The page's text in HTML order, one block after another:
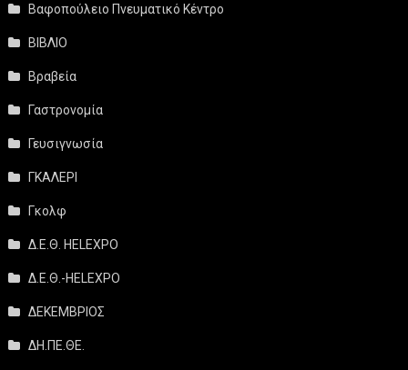
Βαφοπούλειο Πνευματικό Κέντρο
ΒΙΒΛΙΟ
Βραβεία
Γαστρονομία
Γευσιγνωσία
ΓΚΑΛΕΡΙ
Γκολφ
Δ.Ε.Θ. HELEXPO
Δ.Ε.Θ.-HELEXPO
ΔΕΚΕΜΒΡΙΟΣ
ΔΗ.ΠΕ.ΘΕ.